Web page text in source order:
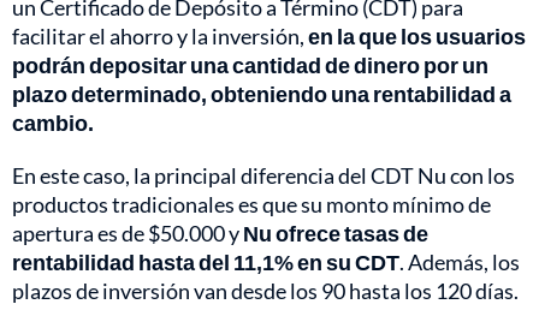
un Certificado de Depósito a Término (CDT) para
facilitar el ahorro y la inversión,en la que los usuarios
podrán depositar una cantidad de dinero por un
plazo determinado, obteniendo una rentabilidad a
cambio.
En este caso, la principal diferencia del CDT Nu con los
productos tradicionales es que su monto mínimo de
apertura es de $50.000 yNu ofrece tasas de
rentabilidad hasta del 11,1% en su CDT. Además, los
plazos de inversión van desde los 90 hasta los 120 días.